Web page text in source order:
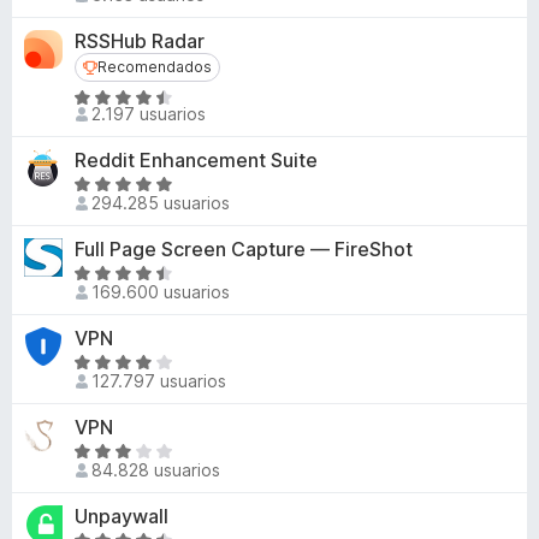
,
4
d
e
ó
c
o
n
,
9
d
e
5
e
v
a
o
ó
c
o
4
,
d
e
5
RSSHub Radar
Recomendados
Recomendados
S
e
v
a
l
r
ó
c
o
n
4
7
d
e
5
2.197 usuarios
Reddit Enhancement Suite
S
e
v
a
r
ó
c
n
4
8
294.285 usuarios
Full Page Screen Capture — FireShot
S
e
v
a
r
ó
c
n
169.600 usuarios
VPN
S
e
v
a
r
127.797 usuarios
VPN
S
e
v
a
84.828 usuarios
Unpaywall